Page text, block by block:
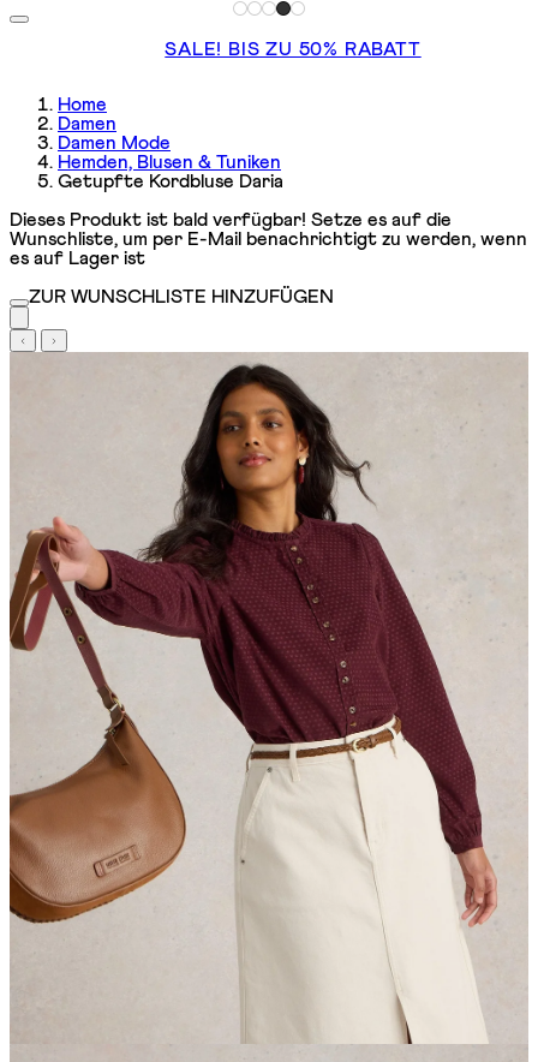
SALE! BIS ZU 50% RABATT
Home
Damen
Damen Mode
Hemden, Blusen & Tuniken
Getupfte Kordbluse Daria
Dieses Produkt ist bald verfügbar! Setze es auf die
Wunschliste, um per E-Mail benachrichtigt zu werden, wenn
es auf Lager ist
ZUR WUNSCHLISTE HINZUFÜGEN